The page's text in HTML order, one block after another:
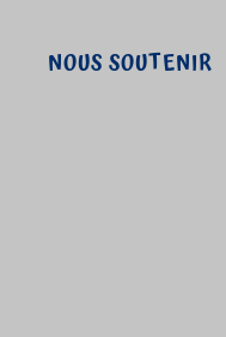
NOUS SOUTENIR